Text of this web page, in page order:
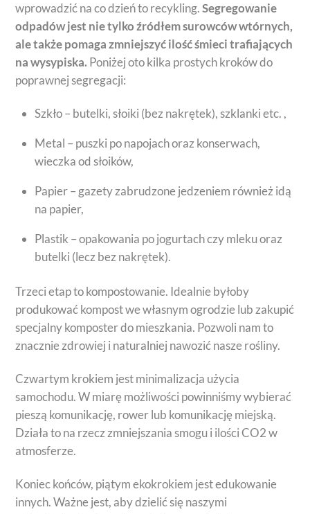
wprowadzić na co dzień to recykling.Segregowanie
odpadów jest nie tylko źródłem surowców wtórnych,
ale także pomaga zmniejszyć ilość śmieci trafiających
na wysypiska. Poniżej oto kilka prostych kroków do
poprawnej segregacji:
Szkło – butelki, słoiki (bez nakrętek), szklanki etc. ,
Metal – puszki po napojach oraz konserwach,
wieczka od słoików,
Papier – gazety zabrudzone jedzeniem również idą
na papier,
Plastik – opakowania po jogurtach czy mleku oraz
butelki (lecz bez nakrętek).
Trzeci etap to kompostowanie. Idealnie byłoby
produkować kompost we własnym ogrodzie lub zakupić
specjalny komposter do mieszkania. Pozwoli nam to
znacznie zdrowiej i naturalniej nawozić nasze rośliny.
Czwartym krokiem jest minimalizacja użycia
samochodu. W miarę możliwości powinniśmy wybierać
pieszą komunikację, rower lub komunikację miejską.
Działa to na rzecz zmniejszania smogu i ilości CO2 w
atmosferze.
Koniec końców, piątym ekokrokiem jest edukowanie
innych. Ważne jest, aby dzielić się naszymi